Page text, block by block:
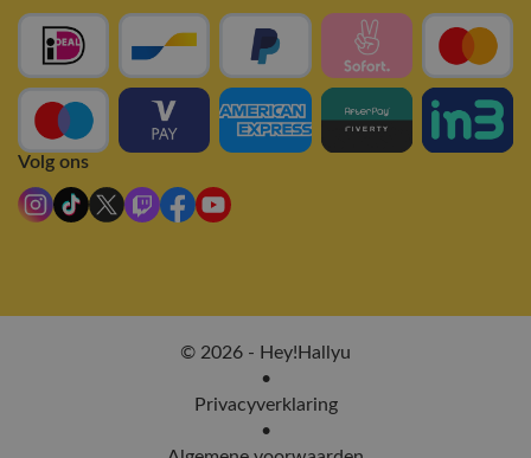
Volg ons
© 2026 - Hey!Hallyu
•
Privacyverklaring
•